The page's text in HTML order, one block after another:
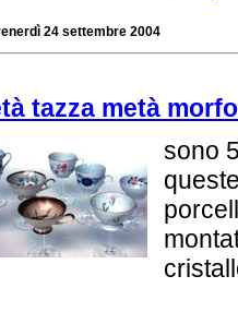
24 settembre 2004
tazza metà
sono